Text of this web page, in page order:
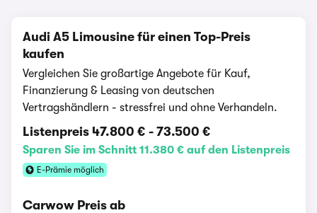
Audi A5 Limousine für einen Top-Preis
kaufen
Vergleichen Sie großartige Angebote für Kauf,
Finanzierung & Leasing von deutschen
Vertragshändlern - stressfrei und ohne Verhandeln.
Listenpreis 47.800 € - 73.500 €
Sparen Sie im Schnitt 11.380 € auf den Listenpreis
E-Prämie möglich
Carwow Preis ab